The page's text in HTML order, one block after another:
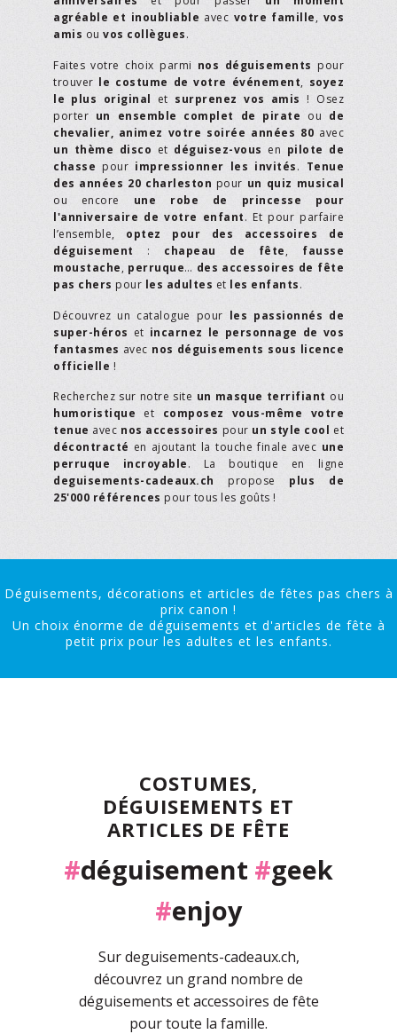
agréable et inoubliable avec votre famille, vos
amis ou vos collègues.
Faites votre choix parmi nos déguisements pour
trouver le costume de votre événement, soyez
le plus original et surprenez vos amis ! Osez
porter un ensemble complet de pirate ou de
chevalier, animez votre soirée années 80 avec
un thème disco et déguisez-vous en pilote de
chasse pour impressionner les invités. Tenue
des années 20 charleston pour un quiz musical
ou encore une robe de princesse pour
l'anniversaire de votre enfant. Et pour parfaire
l’ensemble, optez pour des accessoires de
déguisement : chapeau de fête, fausse
moustache, perruque… des accessoires de fête
pas chers pour les adultes et les enfants.
Découvrez un catalogue pour les passionnés de
super-héros et incarnez le personnage de vos
fantasmes avec nos déguisements sous licence
officielle !
Recherchez sur notre site un masque terrifiant ou
humoristique et composez vous-même votre
tenue avec nos accessoires pour un style cool et
décontracté en ajoutant la touche finale avec une
perruque incroyable. La boutique en ligne
deguisements-cadeaux.ch propose plus de
25'000 références pour tous les goûts !
Déguisements, décorations et articles de fêtes pas chers à
prix canon !
Un choix énorme de déguisements et d'articles de fête à
petit prix pour les adultes et les enfants.
COSTUMES,
DÉGUISEMENTS ET
ARTICLES DE FÊTE
#déguisement #geek
#enjoy
Sur deguisements-cadeaux.ch,
découvrez un grand nombre de
déguisements et accessoires de fête
pour toute la famille.